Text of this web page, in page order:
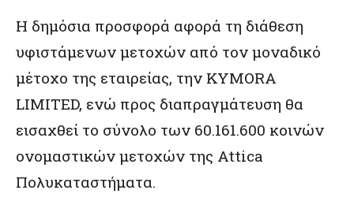
Η δημόσια προσφορά αφορά τη διάθεση
υφιστάμενων μετοχών από τον μοναδικό
μέτοχο της εταιρείας, την KYMORA
LIMITED, ενώ προς διαπραγμάτευση θα
εισαχθεί το σύνολο των 60.161.600 κοινών
ονομαστικών μετοχών της Attica
Πολυκαταστήματα.